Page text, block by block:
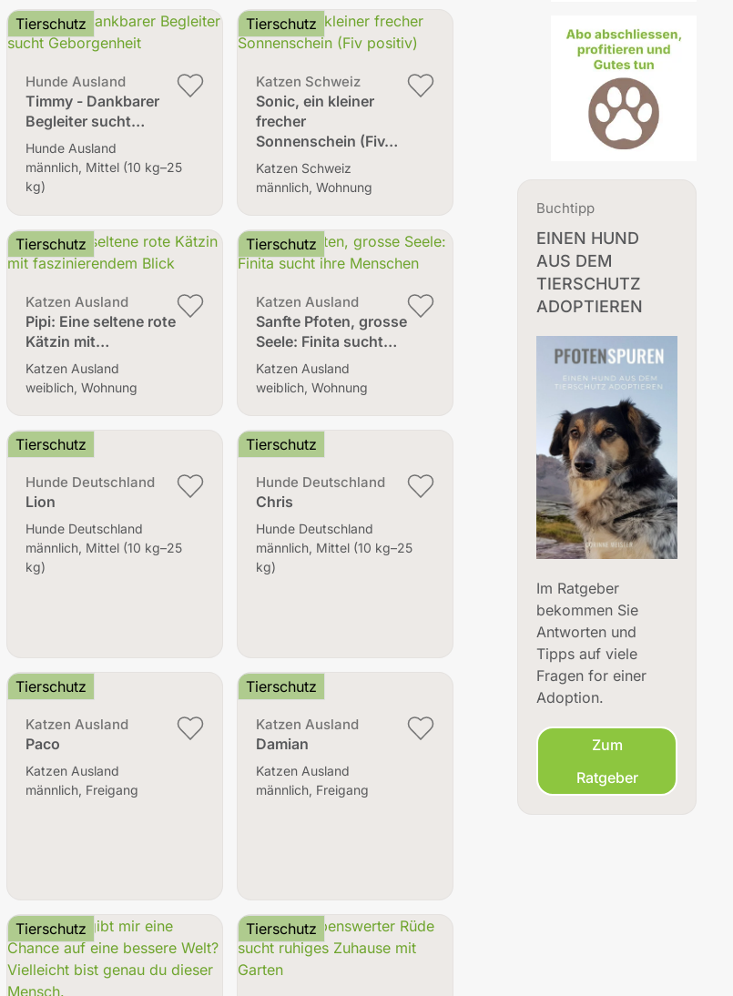
Hunde Ausland
Timmy - Dankbarer
Begleiter sucht…
Tierschutz
Hunde Ausland
männlich, Mittel (10 kg–25
kg)
Katzen Schweiz
Sonic, ein kleiner
frecher
Sonnenschein (Fiv…
Tierschutz
Katzen Schweiz
männlich, Wohnung
Katzen Ausland
Pipi: Eine seltene rote
Kätzin mit…
Tierschutz
Katzen Ausland
weiblich, Wohnung
Katzen Ausland
Sanfte Pfoten, grosse
Seele: Finita sucht…
Tierschutz
Katzen Ausland
weiblich, Wohnung
Hunde Deutschland
Lion
Tierschutz
Hunde Deutschland
männlich, Mittel (10 kg–25
kg)
Hunde Deutschland
Chris
Tierschutz
Hunde Deutschland
männlich, Mittel (10 kg–25
kg)
Katzen Ausland
Paco
Tierschutz
Katzen Ausland
männlich, Freigang
Katzen Ausland
Damian
Tierschutz
Katzen Ausland
männlich, Freigang
Tierschutz Tierschutz
Buchtipp
EINEN HUND
AUS DEM
TIERSCHUTZ
ADOPTIEREN
Im Ratgeber
bekommen Sie
Antworten und
Tipps auf viele
Fragen for einer
Adoption.
Zum
Ratgeber